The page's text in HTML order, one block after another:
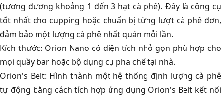
(tương đương khoảng 1 đến 3 hạt cà phê). Đây là công cụ
tốt nhất cho cupping hoặc chuẩn bị từng lượt cà phê đơn,
đảm bảo một lượng cà phê nhất quán mỗi lần.
Kích thước: Orion Nano có diện tích nhỏ gọn phù hợp cho
mọi quầy bar hoặc bộ dụng cụ pha chế tại nhà.
Orion's Belt: Hình thành một hệ thống định lượng cà phê
tự động bằng cách tích hợp ứng dụng Orion's Belt kết nối